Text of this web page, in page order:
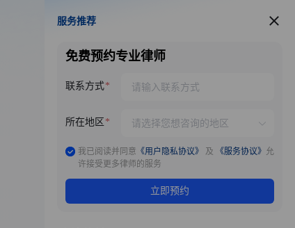
服务推荐
服务推荐
免费预约专业律师
联系方式
所在地区
我已阅读并同意 《用户隐私协议》 及 《服务协议》 允
许接受更多律师的服务
立即预约